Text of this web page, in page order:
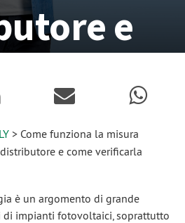
e
> Come funziona la misura
e come verificarla
è un argomento di grande
di impianti fotovoltaici, soprattutto